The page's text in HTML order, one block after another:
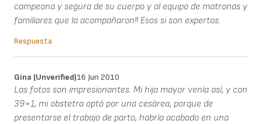
campeona y segura de su cuerpo y al equipo de matronas y
familiares que la acompañaron!! Esos si son expertos.
Respuesta
Gina (unverified)16 Jun 2010
Las fotos son impresionantes. Mi hija mayor venía así, y con
39+1, mi obstetra optó por una cesárea, porque de
presentarse el trabajo de parto, habría acabado en una